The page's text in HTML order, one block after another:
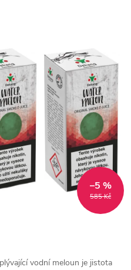
585 Kč
–5 %
vodní meloun je jistota